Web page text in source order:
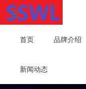
首页 品牌介绍
新闻动态